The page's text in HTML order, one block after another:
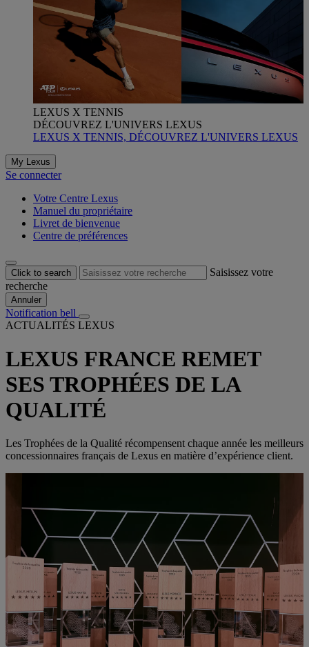
LEXUS X TENNIS
DÉCOUVREZ L'UNIVERS LEXUS
LEXUS X TENNIS, DÉCOUVREZ L'UNIVERS LEXUS
My Lexus
Se connecter
Votre Centre Lexus
Manuel du propriétaire
Livret de bienvenue
Centre de préférences
Click to search
Saisissez votre
recherche
Annuler
Notification bell
ACTUALITÉS LEXUS
LEXUS FRANCE REMET
SES TROPHÉES DE LA
QUALITÉ
Les Trophées de la Qualité récompensent chaque année les meilleurs
concessionnaires français de Lexus en matière d’expérience client.